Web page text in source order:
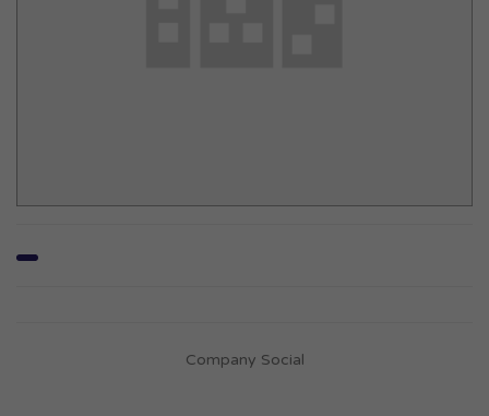
Company Social